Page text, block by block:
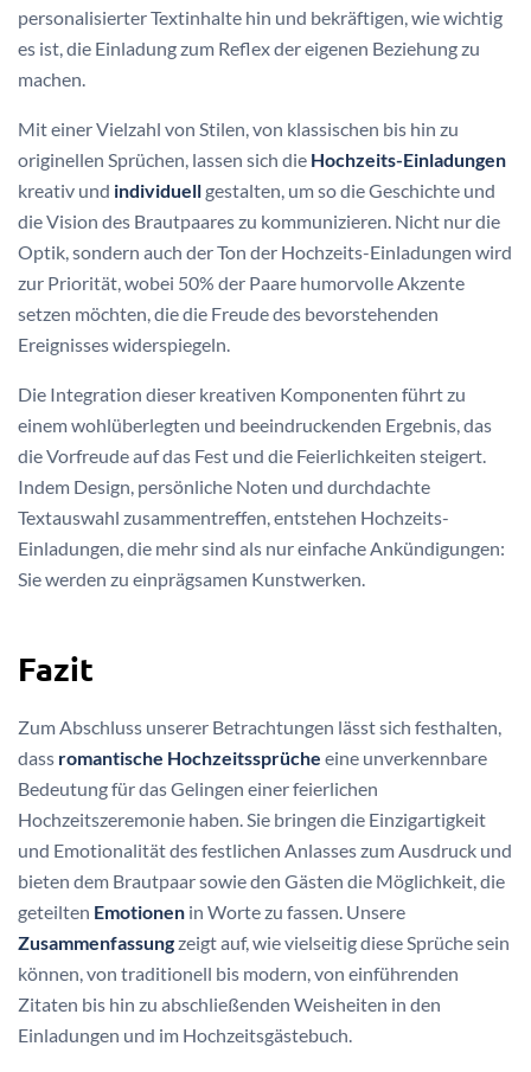
personalisierter Textinhalte hin und bekräftigen, wie wichtig
es ist, die Einladung zum Reflex der eigenen Beziehung zu
machen.
Mit einer Vielzahl von Stilen, von klassischen bis hin zu
originellen Sprüchen, lassen sich die Hochzeits-Einladungen
kreativ und individuell gestalten, um so die Geschichte und
die Vision des Brautpaares zu kommunizieren. Nicht nur die
Optik, sondern auch der Ton der Hochzeits-Einladungen wird
zur Priorität, wobei 50% der Paare humorvolle Akzente
setzen möchten, die die Freude des bevorstehenden
Ereignisses widerspiegeln.
Die Integration dieser kreativen Komponenten führt zu
einem wohlüberlegten und beeindruckenden Ergebnis, das
die Vorfreude auf das Fest und die Feierlichkeiten steigert.
Indem Design, persönliche Noten und durchdachte
Textauswahl zusammentreffen, entstehen Hochzeits-
Einladungen, die mehr sind als nur einfache Ankündigungen:
Sie werden zu einprägsamen Kunstwerken.
Fazit
Zum Abschluss unserer Betrachtungen lässt sich festhalten,
dass romantische Hochzeitssprüche eine unverkennbare
Bedeutung für das Gelingen einer feierlichen
Hochzeitszeremonie haben. Sie bringen die Einzigartigkeit
und Emotionalität des festlichen Anlasses zum Ausdruck und
bieten dem Brautpaar sowie den Gästen die Möglichkeit, die
geteilten Emotionen in Worte zu fassen. Unsere
Zusammenfassungzeigt auf, wie vielseitig diese Sprüche sein
können, von traditionell bis modern, von einführenden
Zitaten bis hin zu abschließenden Weisheiten in den
Einladungen und im Hochzeitsgästebuch.